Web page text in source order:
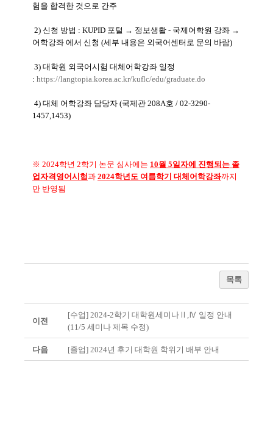
험을 합격한 것으로 간주
2) 신청 방법 : KUPID 포털 → 정보생활 - 국제어학원 강좌 →
어학강좌 에서 신청 (세부 내용은 외국어센터로 문의 바람)
3) 대학원 외국어시험 대체어학강좌 일정
: https://langtopia.korea.ac.kr/kuflc/edu/graduate.do
4) 대체 어학강좌 담당자 (국제관 208A호 / 02-3290-
1457,1453)
※ 2024학년 2학기 논문 심사에는 10월 5일자에 진행되는 졸
업자격영어시험과 2024학년도 여름학기 대체어학강좌까지
만 반영됨
목록
이전
[수업] 2024-2학기 대학원세미나Ⅱ,Ⅳ 일정 안내
(11/5 세미나 제목 수정)
다음 [졸업] 2024년 후기 대학원 학위기 배부 안내